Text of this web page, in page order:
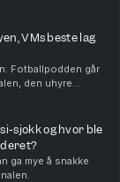
VMs beste lag
Fotballpodden går
den uhyre
øyeblikk og
sjokk og hvor ble
ga mye å snakke